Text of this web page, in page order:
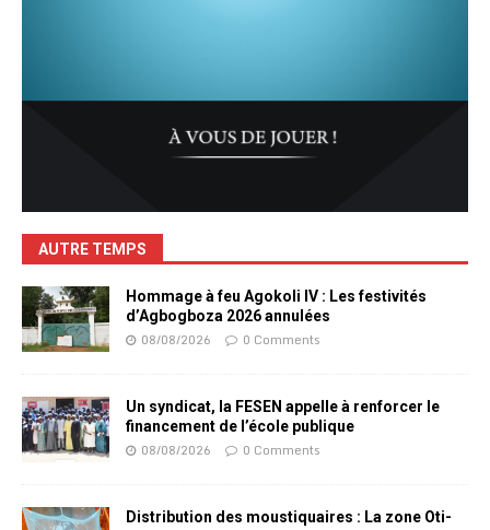
AUTRE TEMPS
Hommage à feu Agokoli IV : Les festivités
d’Agbogboza 2026 annulées
08/08/2026 0 Comments
Un syndicat, la FESEN appelle à renforcer le
financement de l’école publique
08/08/2026 0 Comments
Distribution des moustiquaires : La zone Oti-